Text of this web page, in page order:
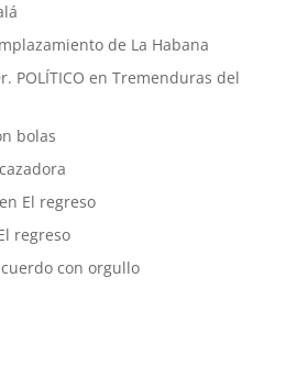
de La Habana
POLÍTICO en Tremenduras del
bolas
en El regreso
regreso
con orgullo